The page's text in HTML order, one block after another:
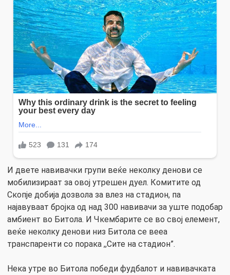
И двете навивачки групи веќе неколку денови се
мобилизираат за овој утрешен дуел. Комитите од
Скопје добија дозвола за влез на стадион, па
најавуваат бројка од над 300 навивачи за уште подобар
амбиент во Битола. И Чкембарите се во свој елемент,
веќе неколку денови низ Битола се вееа
транспаренти со порака ,,Сите на стадион”.
Нека утре во Битола победи фудбалот и навивачката